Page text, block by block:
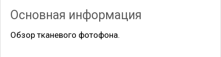
Основная информация
Обзор тканевого фотофона.